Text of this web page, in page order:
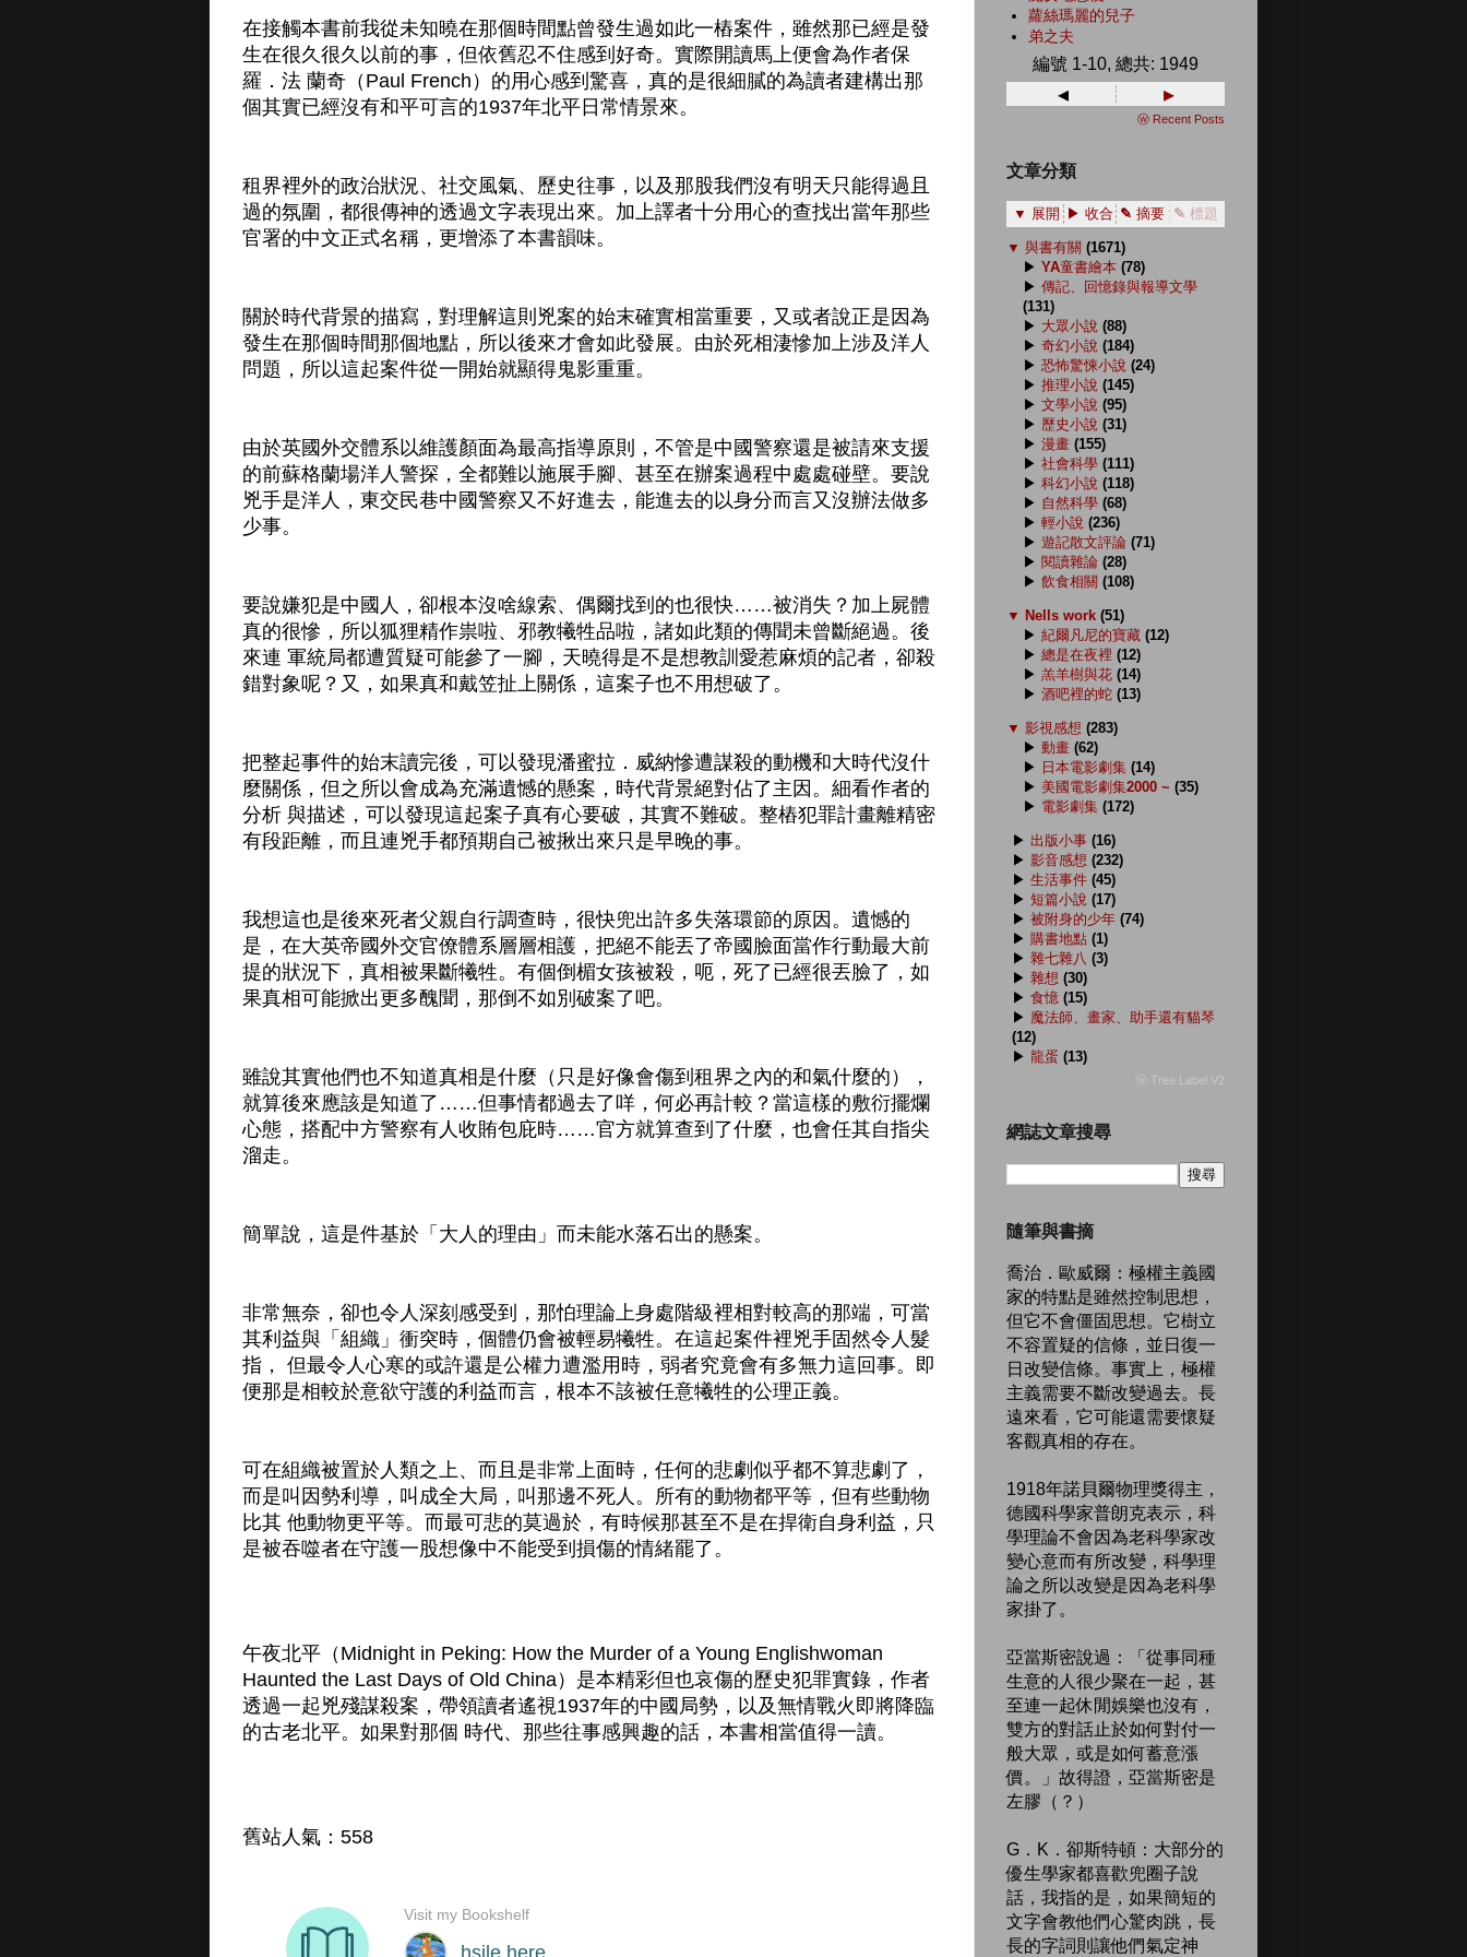
在接觸本書前我從未知曉在那個時間點曾發生過如此一樁案件，雖然那已經是發
生在很久很久以前的事，但依舊忍不住感到好奇。實際開讀馬上便會為作者保
羅．法 蘭奇（Paul French）的用心感到驚喜，真的是很細膩的為讀者建構出那
個其實已經沒有和平可言的1937年北平日常情景來。
租界裡外的政治狀況、社交風氣、歷史往事，以及那股我們沒有明天只能得過且
過的氛圍，都很傳神的透過文字表現出來。加上譯者十分用心的查找出當年那些
官署的中文正式名稱，更增添了本書韻味。
關於時代背景的描寫，對理解這則兇案的始末確實相當重要，又或者說正是因為
發生在那個時間那個地點，所以後來才會如此發展。由於死相淒慘加上涉及洋人
問題，所以這起案件從一開始就顯得鬼影重重。
由於英國外交體系以維護顏面為最高指導原則，不管是中國警察還是被請來支援
的前蘇格蘭場洋人警探，全都難以施展手腳、甚至在辦案過程中處處碰壁。要說
兇手是洋人，東交民巷中國警察又不好進去，能進去的以身分而言又沒辦法做多
少事。
要說嫌犯是中國人，卻根本沒啥線索、偶爾找到的也很快……被消失？加上屍體
真的很慘，所以狐狸精作祟啦、邪教犧牲品啦，諸如此類的傳聞未曾斷絕過。後
來連 軍統局都遭質疑可能參了一腳，天曉得是不是想教訓愛惹麻煩的記者，卻殺
錯對象呢？又，如果真和戴笠扯上關係，這案子也不用想破了。
把整起事件的始末讀完後，可以發現潘蜜拉．威納慘遭謀殺的動機和大時代沒什
麼關係，但之所以會成為充滿遺憾的懸案，時代背景絕對佔了主因。細看作者的
分析 與描述，可以發現這起案子真有心要破，其實不難破。整樁犯罪計畫離精密
有段距離，而且連兇手都預期自己被揪出來只是早晚的事。
我想這也是後來死者父親自行調查時，很快兜出許多失落環節的原因。遺憾的
是，在大英帝國外交官僚體系層層相護，把絕不能丟了帝國臉面當作行動最大前
提的狀況下，真相被果斷犧牲。有個倒楣女孩被殺，呃，死了已經很丟臉了，如
果真相可能掀出更多醜聞，那倒不如別破案了吧。
雖說其實他們也不知道真相是什麼（只是好像會傷到租界之內的和氣什麼的），
就算後來應該是知道了……但事情都過去了咩，何必再計較？當這樣的敷衍擺爛
心態，搭配中方警察有人收賄包庇時……官方就算查到了什麼，也會任其自指尖
溜走。
簡單說，這是件基於「大人的理由」而未能水落石出的懸案。
非常無奈，卻也令人深刻感受到，那怕理論上身處階級裡相對較高的那端，可當
其利益與「組織」衝突時，個體仍會被輕易犧牲。在這起案件裡兇手固然令人髮
指， 但最令人心寒的或許還是公權力遭濫用時，弱者究竟會有多無力這回事。即
便那是相較於意欲守護的利益而言，根本不該被任意犧牲的公理正義。
可在組織被置於人類之上、而且是非常上面時，任何的悲劇似乎都不算悲劇了，
而是叫因勢利導，叫成全大局，叫那邊不死人。所有的動物都平等，但有些動物
比其 他動物更平等。而最可悲的莫過於，有時候那甚至不是在捍衛自身利益，只
是被吞噬者在守護一股想像中不能受到損傷的情緒罷了。
午夜北平（Midnight in Peking: How the Murder of a Young Englishwoman
Haunted the Last Days of Old China）是本精彩但也哀傷的歷史犯罪實錄，作者
透過一起兇殘謀殺案，帶領讀者遙視1937年的中國局勢，以及無情戰火即將降臨
的古老北平。如果對那個 時代、那些往事感興趣的話，本書相當值得一讀。
舊站人氣：558
蘿絲瑪麗的兒子
弟之夫
編號 1-10, 總共: 1949
◂ ▸
ⓦ Recent Posts
文章分類
▼ 展開 ▶ 收合 ✎ 摘要 ✎ 標題
▼ 與書有關 (1671)
▶ YA童書繪本 (78)
▶ 傳記、回憶錄與報導文學
(131)
▶ 大眾小說 (88)
▶ 奇幻小說 (184)
▶ 恐怖驚悚小說 (24)
▶ 推理小說 (145)
▶ 文學小說 (95)
▶ 歷史小說 (31)
▶ 漫畫 (155)
▶ 社會科學 (111)
▶ 科幻小說 (118)
▶ 自然科學 (68)
▶ 輕小說 (236)
▶ 遊記散文評論 (71)
▶ 閱讀雜論 (28)
▶ 飲食相關 (108)
▼ Nells work (51)
▶ 紀爾凡尼的寶藏 (12)
▶ 總是在夜裡 (12)
▶ 羔羊樹與花 (14)
▶ 酒吧裡的蛇 (13)
▼ 影視感想 (283)
▶ 動畫 (62)
▶ 日本電影劇集 (14)
▶ 美國電影劇集2000 ~ (35)
▶ 電影劇集 (172)
▶ 出版小事 (16)
▶ 影音感想 (232)
▶ 生活事件 (45)
▶ 短篇小說 (17)
▶ 被附身的少年 (74)
▶ 購書地點 (1)
▶ 雜七雜八 (3)
▶ 雜想 (30)
▶ 食憶 (15)
▶ 魔法師、畫家、助手還有貓琴
(12)
▶ 龍蛋 (13)
ⓦ Tree Label V2
網誌文章搜尋
隨筆與書摘
喬治．歐威爾：極權主義國
家的特點是雖然控制思想，
但它不會僵固思想。它樹立
不容置疑的信條，並日復一
日改變信條。事實上，極權
主義需要不斷改變過去。長
遠來看，它可能還需要懷疑
客觀真相的存在。
1918年諾貝爾物理獎得主，
德國科學家普朗克表示，科
學理論不會因為老科學家改
變心意而有所改變，科學理
論之所以改變是因為老科學
家掛了。
亞當斯密說過：「從事同種
生意的人很少聚在一起，甚
至連一起休閒娛樂也沒有，
雙方的對話止於如何對付一
般大眾，或是如何蓄意漲
價。」故得證，亞當斯密是
左膠（？）
G．K．卻斯特頓：大部分的
優生學家都喜歡兜圈子說
話，我指的是，如果簡短的
文字會教他們心驚肉跳，長
長的字詞則讓他們氣定神